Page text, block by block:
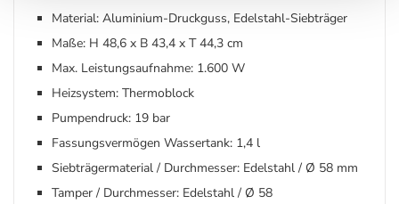
Material: Aluminium-Druckguss, Edelstahl-Siebträger
Maße: H 48,6 x B 43,4 x T 44,3 cm
Max. Leistungsaufnahme: 1.600 W
Heizsystem: Thermoblock
Pumpendruck: 19 bar
Fassungsvermögen Wassertank: 1,4 l
Siebträgermaterial / Durchmesser: Edelstahl / Ø 58 mm
Tamper / Durchmesser: Edelstahl / Ø 58